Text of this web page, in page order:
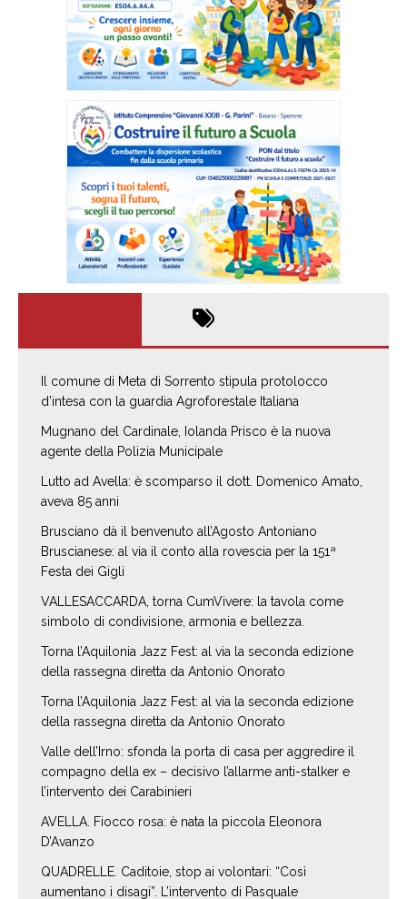
Il comune di Meta di Sorrento stipula protolocco
d’intesa con la guardia Agroforestale Italiana
Mugnano del Cardinale, Iolanda Prisco è la nuova
agente della Polizia Municipale
Lutto ad Avella: è scomparso il dott. Domenico Amato,
aveva 85 anni
Brusciano dà il benvenuto all’Agosto Antoniano
Bruscianese: al via il conto alla rovescia per la 151ª
Festa dei Gigli
VALLESACCARDA, torna CumVivere: la tavola come
simbolo di condivisione, armonia e bellezza.
Torna l’Aquilonia Jazz Fest: al via la seconda edizione
della rassegna diretta da Antonio Onorato
Torna l’Aquilonia Jazz Fest: al via la seconda edizione
della rassegna diretta da Antonio Onorato
Valle dell’Irno: sfonda la porta di casa per aggredire il
compagno della ex – decisivo l’allarme anti-stalker e
l’intervento dei Carabinieri
AVELLA. Fiocco rosa: è nata la piccola Eleonora
D’Avanzo
QUADRELLE. Caditoie, stop ai volontari: “Così
aumentano i disagi”. L’intervento di Pasquale